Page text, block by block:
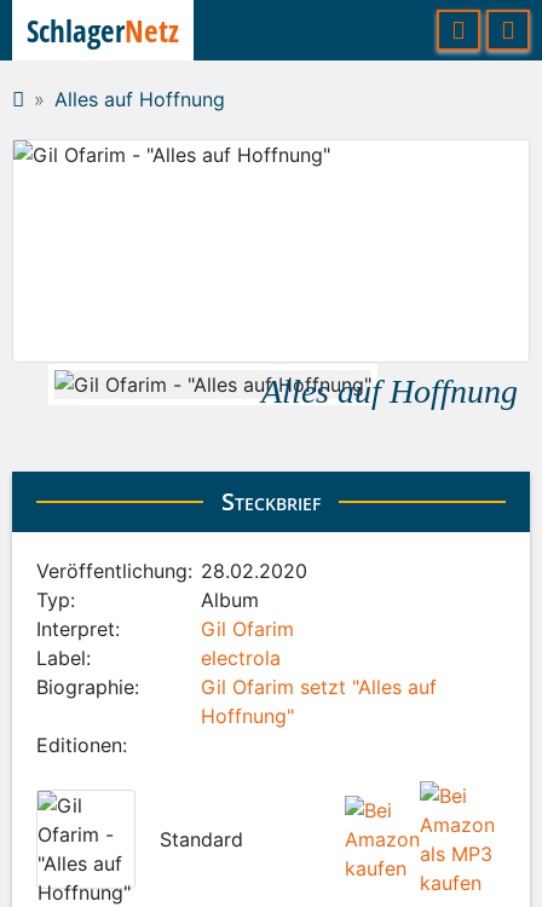
Alles auf Hoffnung
Alles auf Hoffnung
Steckbrief
Veröffentlichung: 28.02.2020
Typ:
Album
Interpret:
Gil Ofarim
Label:
electrola
Biographie:
Gil Ofarim setzt "Alles auf
Hoffnung"
Editionen:
Standard
SchlagerNetz